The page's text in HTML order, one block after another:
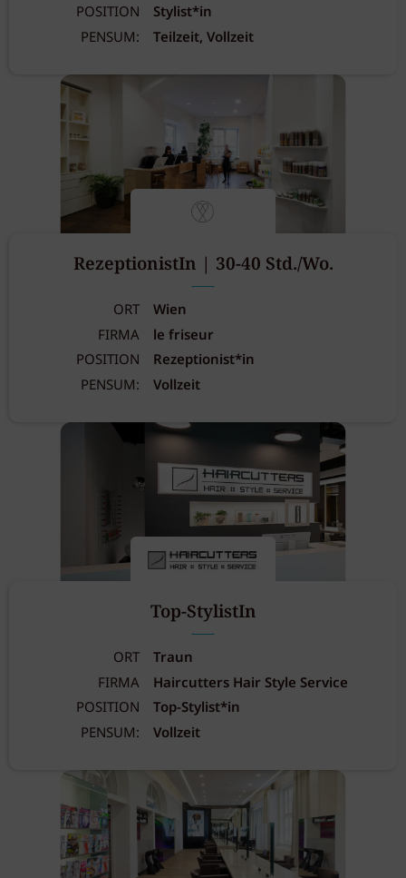
POSITION
Stylist*in
PENSUM:
Teilzeit, Vollzeit
RezeptionistIn | 30-40 Std./Wo.
ORT
Wien
FIRMA
le friseur
POSITION
Rezeptionist*in
PENSUM:
Vollzeit
Top-StylistIn
ORT
Traun
FIRMA
Haircutters Hair Style Service
POSITION
Top-Stylist*in
PENSUM:
Vollzeit